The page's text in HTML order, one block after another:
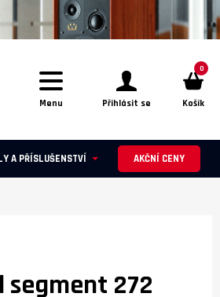
Menu Přihlásit se
0
Košík
A PŘÍSLUŠENSTVÍ AKČNÍ CENY
segment 272